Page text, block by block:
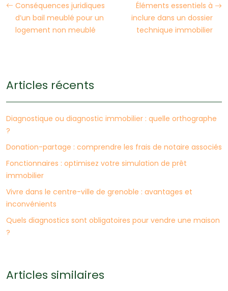
Conséquences juridiques
d’un bail meublé pour un
logement non meublé
Éléments essentiels à
inclure dans un dossier
technique immobilier
Articles récents
Diagnostique ou diagnostic immobilier : quelle orthographe
?
Donation-partage : comprendre les frais de notaire associés
Fonctionnaires : optimisez votre simulation de prêt
immobilier
Vivre dans le centre-ville de grenoble : avantages et
inconvénients
Quels diagnostics sont obligatoires pour vendre une maison
?
Articles similaires